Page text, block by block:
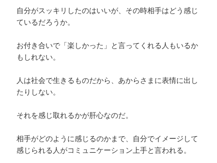
自分がスッキリしたのはいいが、その時相手はどう感じ
ているだろうか。
お付き合いで「楽しかった」と言ってくれる人もいるか
もしれない。
人は社会で生きるものだから、あからさまに表情に出し
たりしない。
それを感じ取れるかが肝心なのだ。
相手がどのように感じるのかまで、自分でイメージして
感じられる人がコミュニケーション上手と言われる。